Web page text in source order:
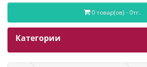
0 товар(ов) - 0тг.
Категории